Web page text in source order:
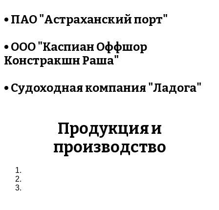
• ПАО "Астраханский порт"
• ООО "Каспиан Оффшор
Констракшн Раша"
• Судоходная компания "Ладога"
Продукцияи
производство